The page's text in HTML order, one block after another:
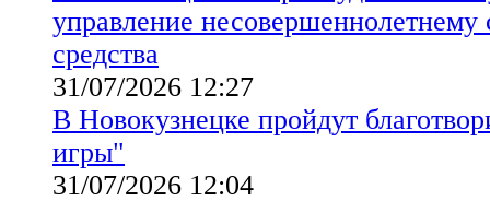
управление несовершеннолетнему
средства
31/07/2026 12:27
В Новокузнецке пройдут
игры"
31/07/2026 12:04